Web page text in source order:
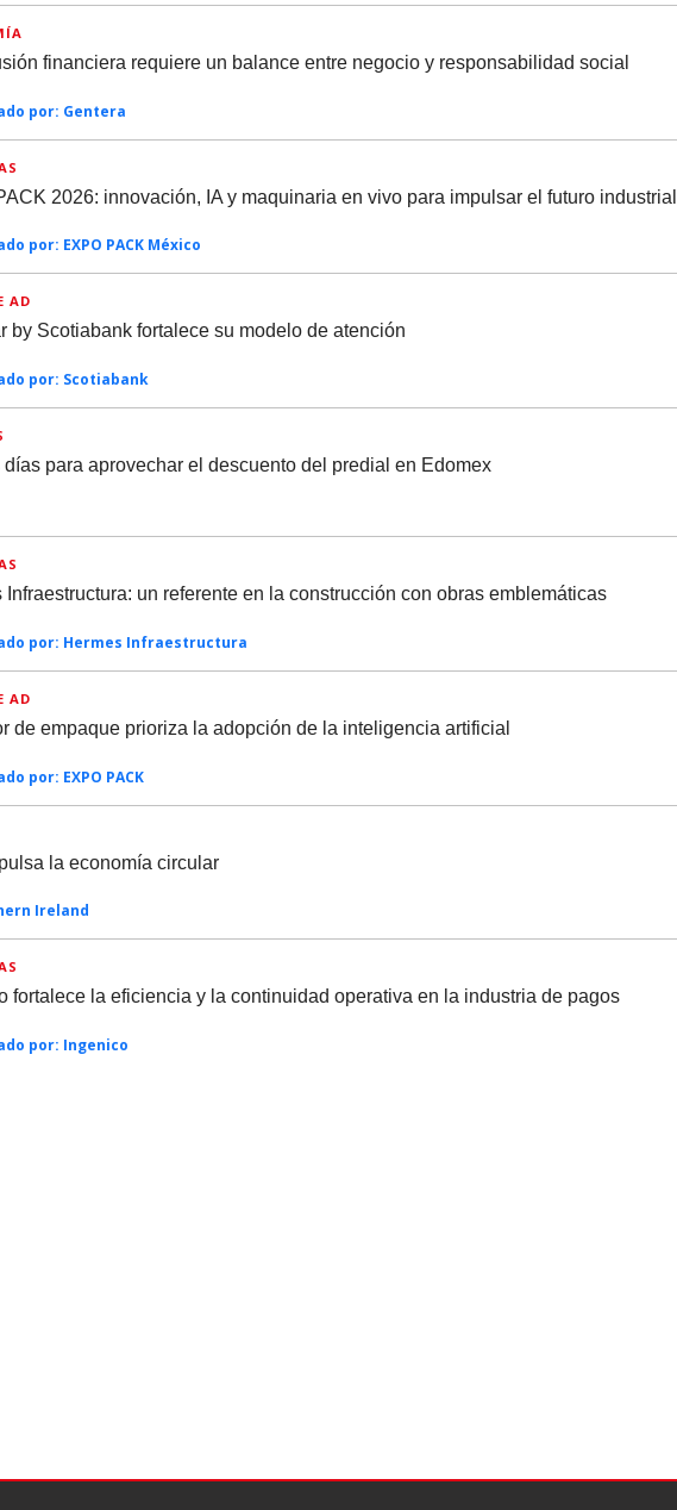
financiera requiere un balance entre negocio y responsabilidad social
por: Gentera
2026: innovación, IA y maquinaria en vivo para impulsar el futuro industrial
por: EXPO PACK México
AD
by Scotiabank fortalece su modelo de atención
por: Scotiabank
días para aprovechar el descuento del predial en Edomex
Infraestructura: un referente en la construcción con obras emblemáticas
por: Hermes Infraestructura
AD
de empaque prioriza la adopción de la inteligencia artificial
por: EXPO PACK
la economía circular
Ireland
fortalece la eficiencia y la continuidad operativa en la industria de pagos
por: Ingenico